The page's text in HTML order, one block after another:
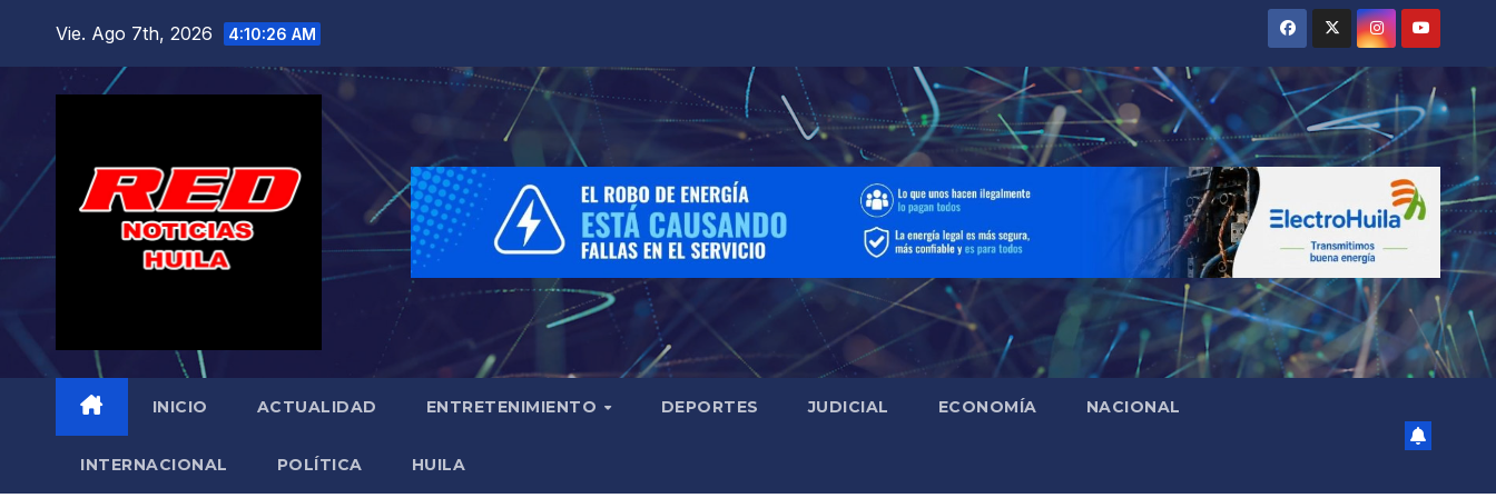
contenido
Vie. Ago 7th, 2026 4:10:27 AM
INICIO ACTUALIDAD ENTRETENIMIENTO DEPORTES JUDICIAL ECONOMÍA NACIONAL
INTERNACIONAL POLÍTICA HUILA